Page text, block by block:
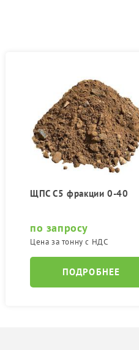
ЩПС С5 фракции 0-40
по запросу
Цена за тонну с НДС
ПОДРОБНЕЕ